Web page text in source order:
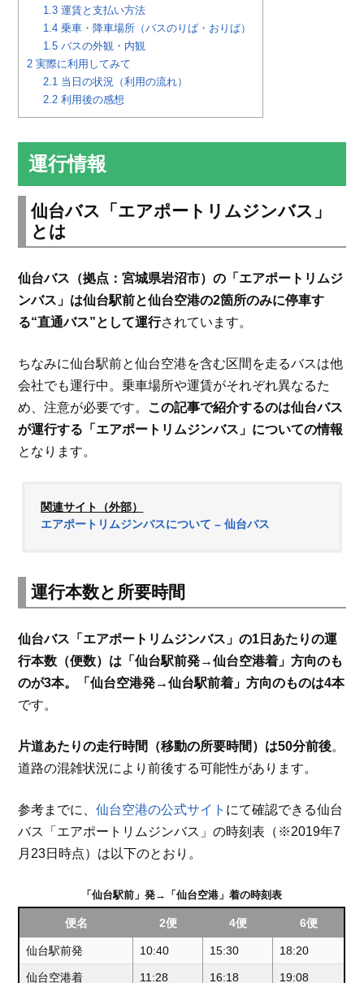
1.3 運賃と支払い方法
1.4 乗車・降車場所（バスのりば・おりば）
1.5 バスの外観・内観
2 実際に利用してみて
2.1 当日の状況（利用の流れ）
2.2 利用後の感想
運行情報
仙台バス「エアポートリムジンバス」
とは
仙台バス（拠点：宮城県岩沼市）の「エアポートリムジ
ンバス」は仙台駅前と仙台空港の2箇所のみに停車す
る“直通バス”として運行されています。
ちなみに仙台駅前と仙台空港を含む区間を走るバスは他
会社でも運行中。乗車場所や運賃がそれぞれ異なるた
め、注意が必要です。 この記事で紹介するのは仙台バス
が運行する「エアポートリムジンバス」についての情報
となります。
関連サイト（外部）
エアポートリムジンバスについて – 仙台バス
運行本数と所要時間
仙台バス「エアポートリムジンバス」の1日あたりの運
行本数（便数）は「仙台駅前発→仙台空港着」方向のも
のが3本。「仙台空港発→仙台駅前着」方向のものは4本
です。
片道あたりの走行時間（移動の所要時間）は50分前後。
道路の混雑状況により前後する可能性があります。
参考までに、仙台空港の公式サイト にて確認できる仙台
バス「エアポートリムジンバス」の時刻表（※2019年7
月23日時点）は以下のとおり。
「仙台駅前」発→「仙台空港」着の時刻表
便名 2便 4便 6便
仙台駅前発 10:40 15:30 18:20
仙台空港着 11:28 16:18 19:08